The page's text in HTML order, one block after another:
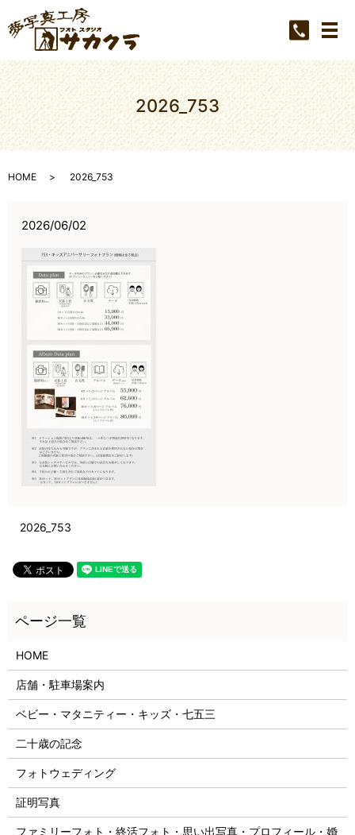
メ
2026_753
HOME 2026_753
2026/06/02
2026_753
HOME
店舗・駐車場案内
ベビー・マタニティー・キッズ・七五三
二十歳の記念
フォトウェディング
証明写真
ファミリーフォト・終活フォト・思い出写真・プロフィール・婚